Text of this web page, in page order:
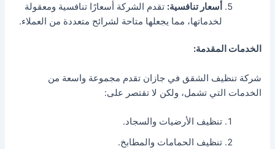
أسعار تنافسية: تقدم الشركة أسعارًا تنافسية ومعقولة
لخدماتها، مما يجعلها متاحة لشرائح متعددة من العملاء.
الخدمات المقدمة:
شركة تنظيف الشقق في جازان تقدم مجموعة واسعة من
الخدمات التي تشمل، ولكن لا تقتصر على:
تنظيف الأرضيات والسجاد.
تنظيف الحمامات والمطابخ.